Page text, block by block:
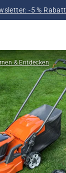
-5 % Rabatt
& Entdecken